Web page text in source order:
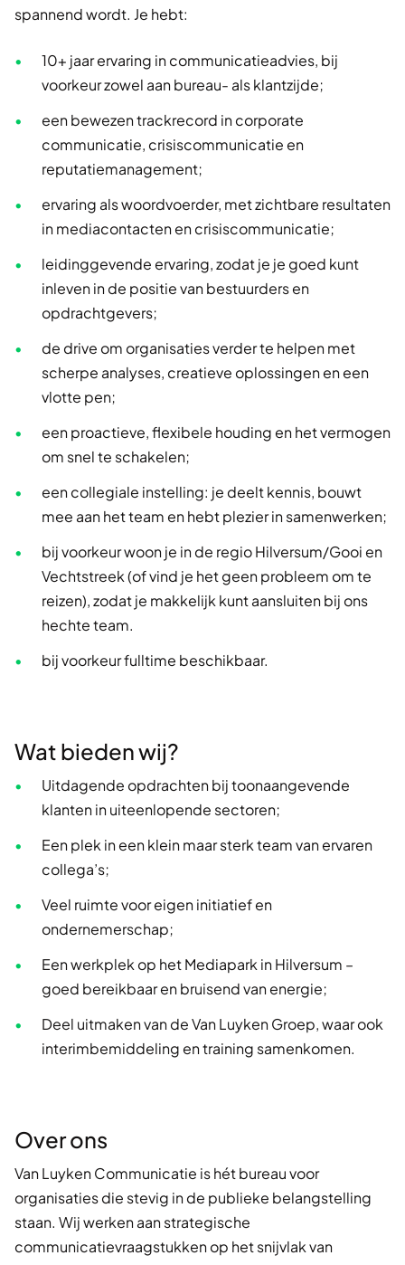
spannend wordt. Je hebt:
10+ jaar ervaring in communicatieadvies, bij
voorkeur zowel aan bureau- als klantzijde;
een bewezen trackrecord in corporate
communicatie, crisiscommunicatie en
reputatiemanagement;
ervaring als woordvoerder, met zichtbare resultaten
in mediacontacten en crisiscommunicatie;
leidinggevende ervaring, zodat je je goed kunt
inleven in de positie van bestuurders en
opdrachtgevers;
de drive om organisaties verder te helpen met
scherpe analyses, creatieve oplossingen en een
vlotte pen;
een proactieve, flexibele houding en het vermogen
om snel te schakelen;
een collegiale instelling: je deelt kennis, bouwt
mee aan het team en hebt plezier in samenwerken;
bij voorkeur woon je in de regio Hilversum/Gooi en
Vechtstreek (of vind je het geen probleem om te
reizen), zodat je makkelijk kunt aansluiten bij ons
hechte team.
bij voorkeur fulltime beschikbaar.
Wat bieden wij?
Uitdagende opdrachten bij toonaangevende
klanten in uiteenlopende sectoren;
Een plek in een klein maar sterk team van ervaren
collega’s;
Veel ruimte voor eigen initiatief en
ondernemerschap;
Een werkplek op het Mediapark in Hilversum –
goed bereikbaar en bruisend van energie;
Deel uitmaken van de Van Luyken Groep, waar ook
interimbemiddeling en training samenkomen.
Over ons
Van Luyken Communicatie is hét bureau voor
organisaties die stevig in de publieke belangstelling
staan. Wij werken aan strategische
communicatievraagstukken op het snijvlak van